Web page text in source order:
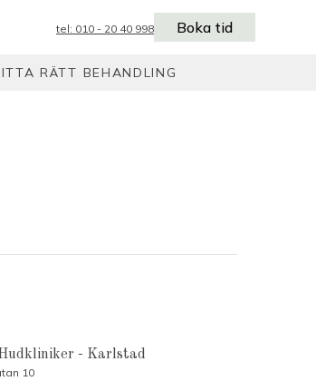
tel: 010 - 20 40 998 Boka tid
RÄTT BEHANDLING
- Karlstad
10